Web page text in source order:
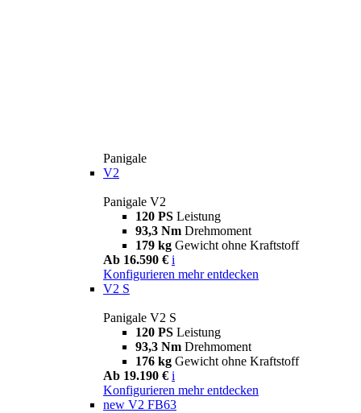
Panigale
V2
Panigale V2
120 PS Leistung
93,3 Nm Drehmoment
179 kg Gewicht ohne Kraftstoff
Ab 16.590 € i
Konfigurieren mehr entdecken
V2 S
Panigale V2 S
120 PS Leistung
93,3 Nm Drehmoment
176 kg Gewicht ohne Kraftstoff
Ab 19.190 € i
Konfigurieren mehr entdecken
new V2 FB63